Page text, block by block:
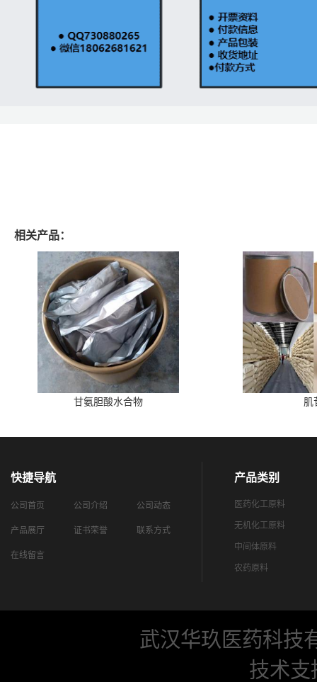
相关产品：
甘氨胆酸水合物 肌
快捷导航
公司首页 公司介绍 公司动态
产品展厅 证书荣誉 联系方式
在线留言
产品类别
医药化工原料
无机化工原料
中间体原料
农药原料
武汉华玖医药科技
技术